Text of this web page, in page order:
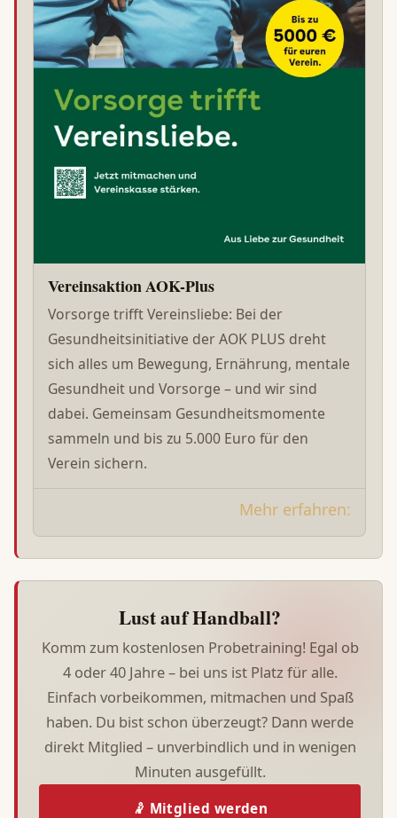
Vereinsaktion AOK-Plus
Vorsorge trifft Vereinsliebe: Bei der
Gesundheitsinitiative der AOK PLUS dreht
sich alles um Bewegung, Ernährung, mentale
Gesundheit und Vorsorge – und wir sind
dabei. Gemeinsam Gesundheitsmomente
sammeln und bis zu 5.000 Euro für den
Verein sichern.
Mehr erfahren:
Lust auf Handball?
Komm zum kostenlosen Probetraining! Egal ob
4 oder 40 Jahre – bei uns ist Platz für alle.
Einfach vorbeikommen, mitmachen und Spaß
haben. Du bist schon überzeugt? Dann werde
direkt Mitglied – unverbindlich und in wenigen
Minuten ausgefüllt.
🤾 Mitglied werden